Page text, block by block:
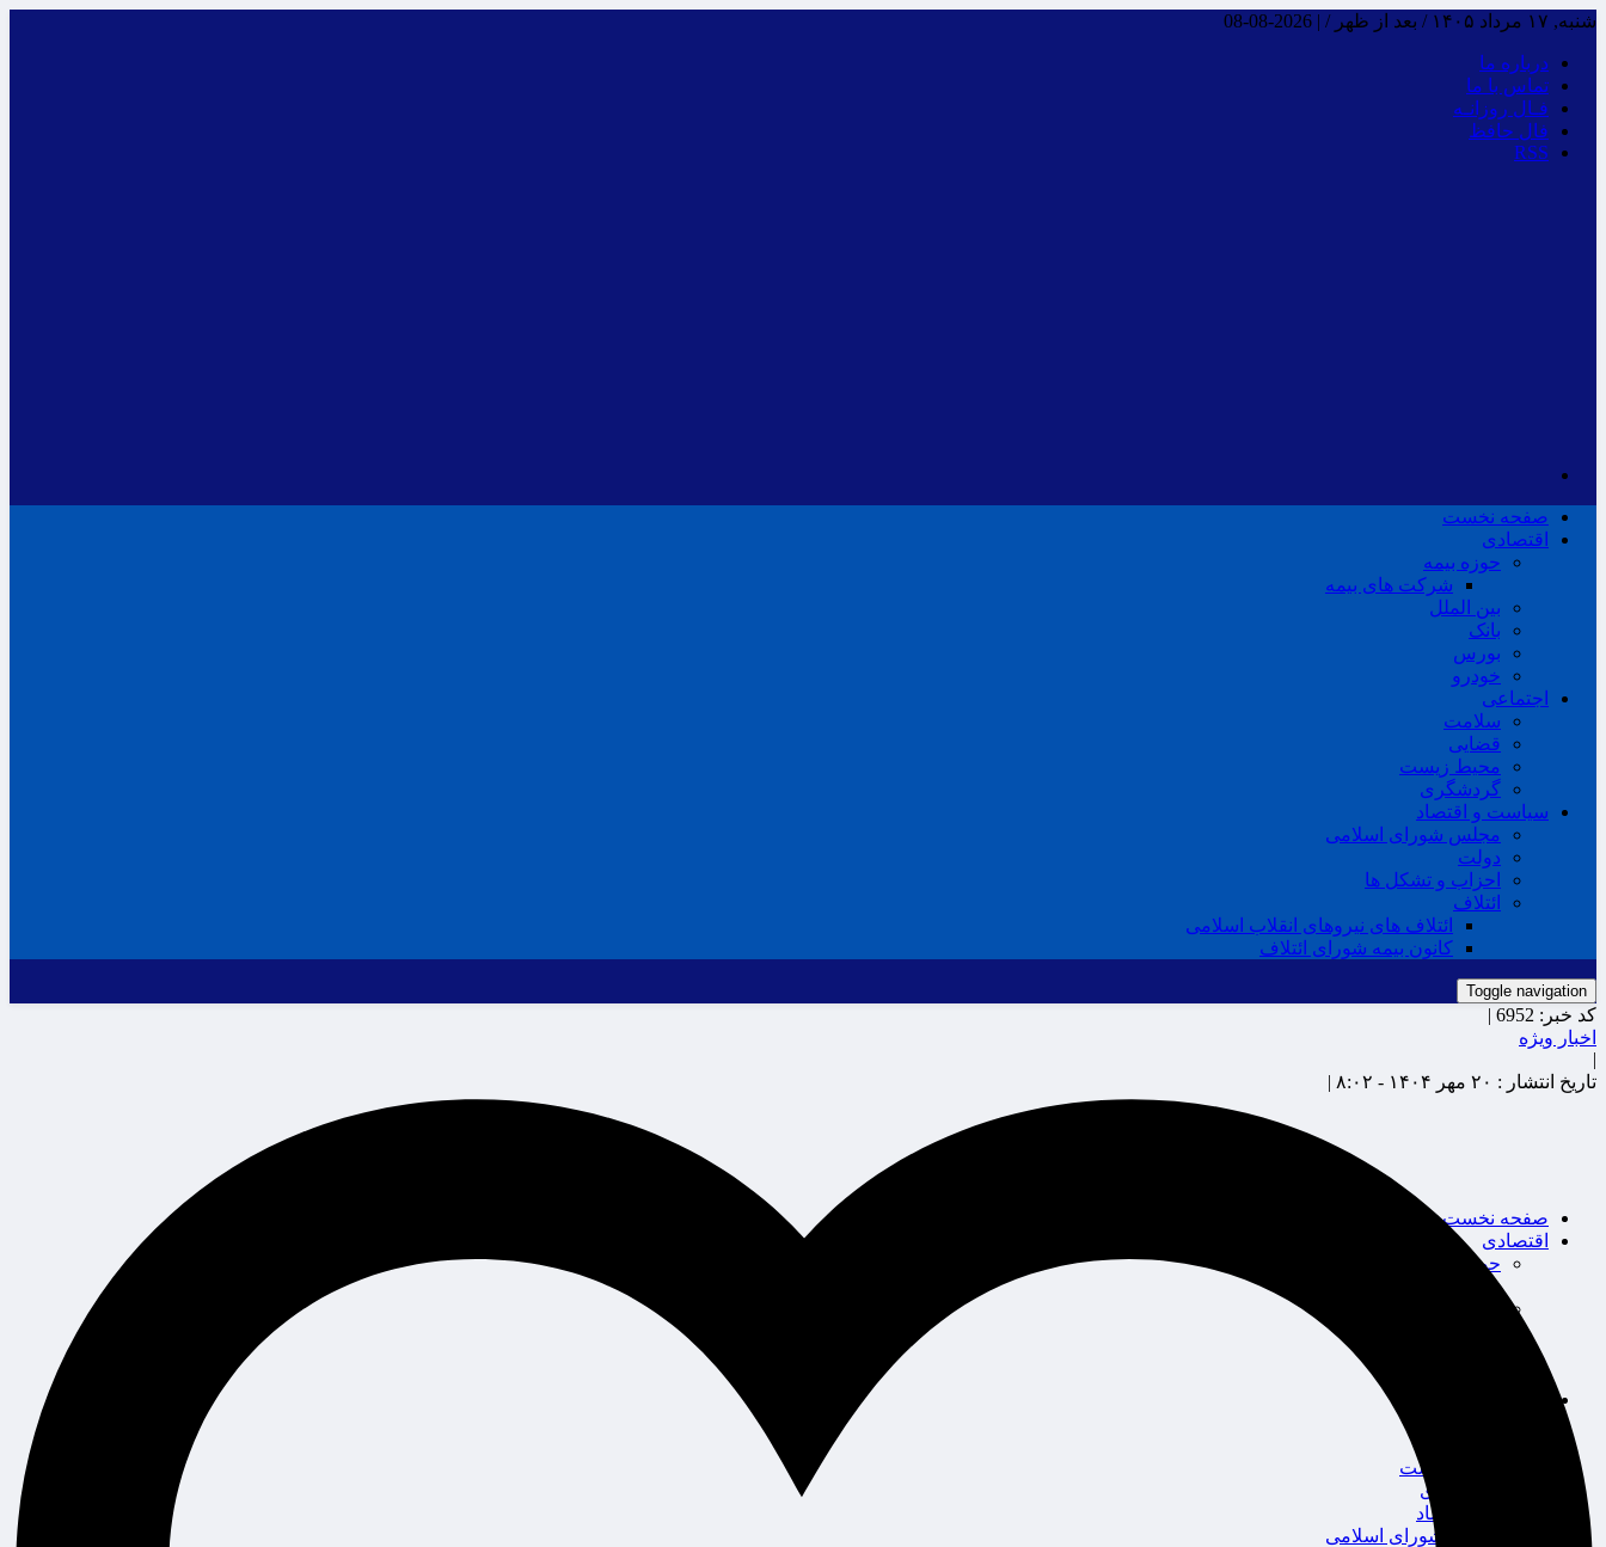
شنبه, ۱۷ مرداد ۱۴۰۵ / بعد از ظهر / |
2026-08-08
درباره ما
تماس با ما
فـال روزانـه
فال حافظ
RSS
صفحه نخست
اقتصادی
حوزه بیمه
شرکت های بیمه
بین الملل
بانک
بورس
خودرو
اجتماعی
سلامت
قضایی
محیط زیست
گردشگری
سیاست و اقتصاد
مجلس شورای اسلامی
دولت
احزاب و تشکل ها
ائتلاف
ائتلاف های نیروهای انقلاب اسلامی
کانون بیمه شورای ائتلاف
Toggle navigation
صفحه نخست
اقتصادی
حوزه بیمه
محیط زیست
گردشگری
سیاست و اقتصاد
مجلس شورای اسلامی
کد خبر: 6952 |
اخبار ویژه
|
تاریخ انتشار : ۲۰ مهر ۱۴۰۴ - ۸:۰۲ |